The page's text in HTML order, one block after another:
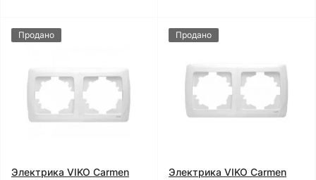
Продано
Электрика VIKO Carmen
Продано
Электрика VIKO Carmen